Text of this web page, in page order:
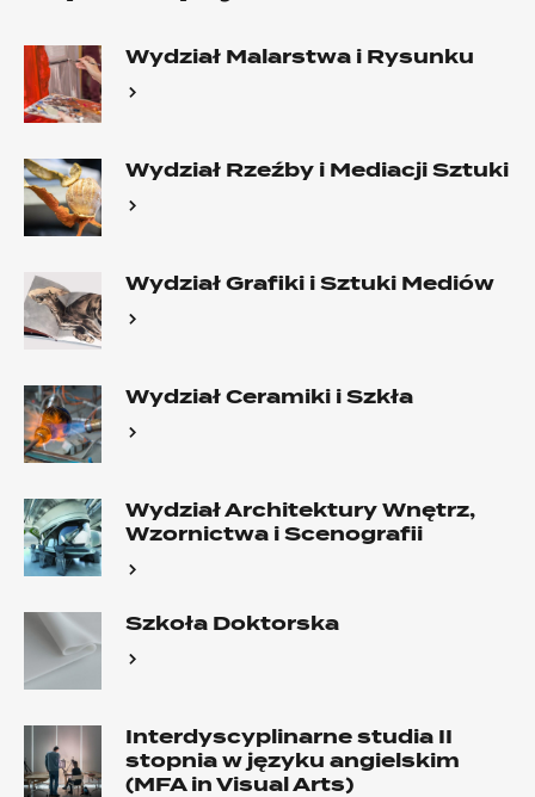
Wydział Malarstwa i Rysunku
Wydział Rzeźby i Mediacji Sztuki
Wydział Grafiki i Sztuki Mediów
Wydział Ceramiki i Szkła
Wydział Architektury Wnętrz,
Wzornictwa i Scenografii
Szkoła Doktorska
Interdyscyplinarne studia II
stopnia w języku angielskim
(MFA in Visual Arts)